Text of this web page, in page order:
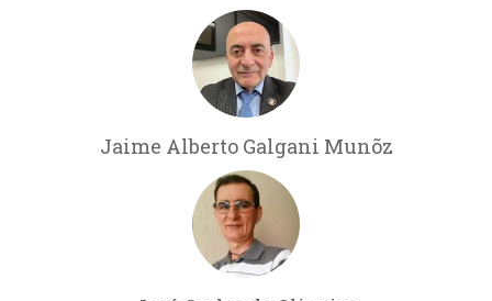
Jaime Alberto Galgani Munõz